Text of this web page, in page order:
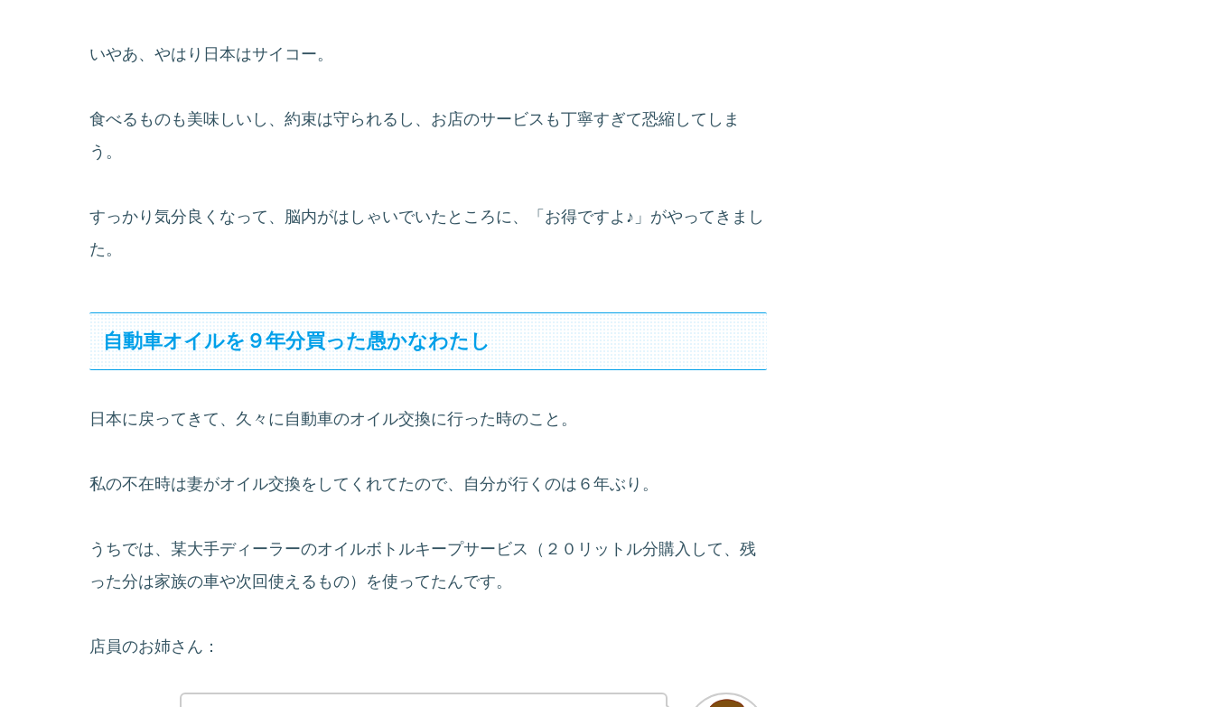
いやあ、やはり日本はサイコー。
食べるものも美味しいし、約束は守られるし、お店のサービスも丁寧すぎて恐縮してしま
う。
すっかり気分良くなって、脳内がはしゃいでいたところに、「お得ですよ♪」がやってきまし
た。
自動車オイルを９年分買った愚かなわたし
日本に戻ってきて、久々に自動車のオイル交換に行った時のこと。
私の不在時は妻がオイル交換をしてくれてたので、自分が行くのは６年ぶり。
うちでは、某大手ディーラーのオイルボトルキープサービス（２０リットル分購入して、残
った分は家族の車や次回使えるもの）を使ってたんです。
店員のお姉さん：